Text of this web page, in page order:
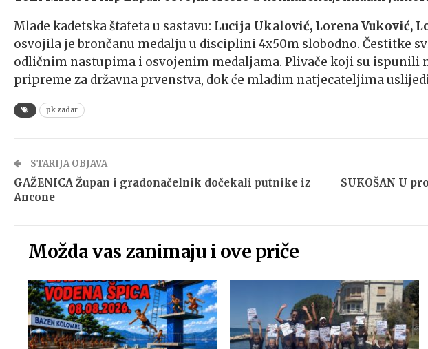
Mlade kadetska štafeta u sastavu: Lucija Ukalović, Lorena Vuković,
osvojila je brončanu medalju u disciplini 4x50m slobodno. Čestitke
odličnim nastupima i osvojenim medaljama. Plivače koji su ispunili
pripreme za državna prvenstva, dok će mlađim natjecateljima
pk zadar
STARIJA OBJAVA
GAŽENICA Župan i gradonačelnik dočekali putnike iz
Ancone
SUKOŠAN U
Možda vas zanimaju i ove priče